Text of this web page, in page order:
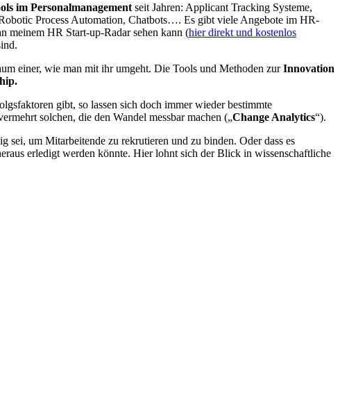
im Personalmanagement seit Jahren: Applicant Tracking Systeme,
Process Automation, Chatbots…. Es gibt viele Angebote im HR-
meinem HR Start-up-Radar sehen kann (hier direkt und kostenlos
einer, wie man mit ihr umgeht. Die Tools und Methoden zurInnovation
gibt, so lassen sich doch immer wieder bestimmte
solchen, die den Wandel messbar machen („Change Analytics“).
sei, um Mitarbeitende zu rekrutieren und zu binden. Oder dass es
erledigt werden könnte. Hier lohnt sich der Blick in wissenschaftliche